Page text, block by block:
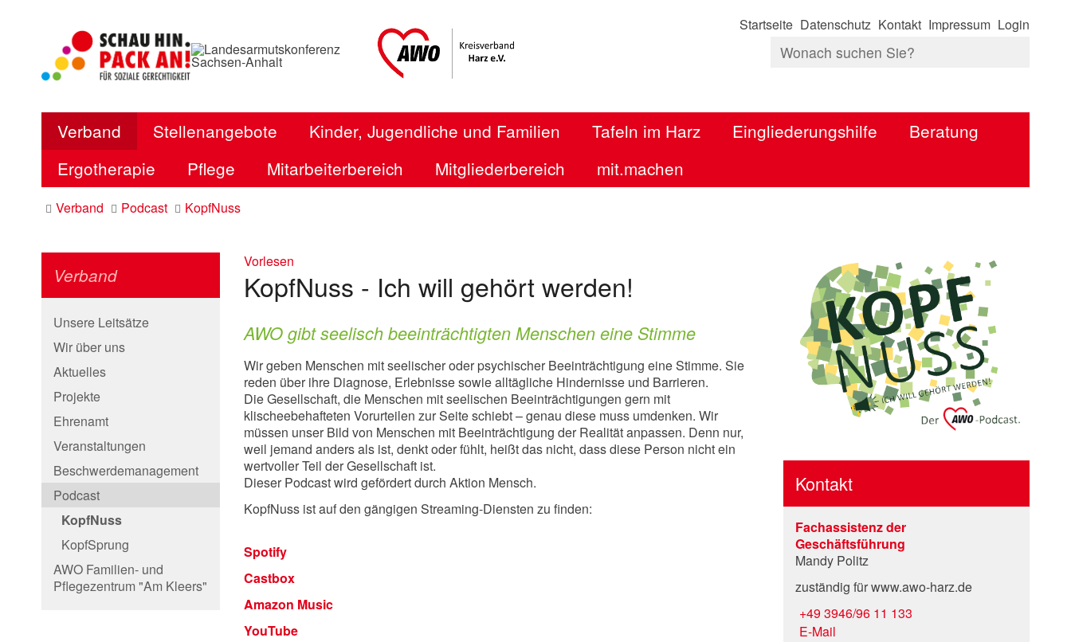
Startseite Datenschutz Kontakt Impressum Login
Verband Stellenangebote Kinder, Jugendliche und Familien Tafeln im Harz Eingliederungshilfe
Beratung
Ergotherapie
Pflege Mitarbeiterbereich Mitgliederbereich mit.machen
Verband Podcast KopfNuss
Verband
Unsere Leitsätze
Wir über uns
Aktuelles
Projekte
Ehrenamt
Veranstaltungen
Beschwerdemanagement
Podcast
KopfNuss
KopfSprung
AWO Familien- und
Pflegezentrum "Am Kleers"
Vorlesen
KopfNuss - Ich will gehört werden!
AWO gibt seelisch beeinträchtigten Menschen eine Stimme
Wir geben Menschen mit seelischer oder psychischer Beeinträchtigung eine Stimme. Sie
reden über ihre Diagnose, Erlebnisse sowie alltägliche Hindernisse und Barrieren.
Die Gesellschaft, die Menschen mit seelischen Beeinträchtigungen gern mit
klischeebehafteten Vorurteilen zur Seite schiebt – genau diese muss umdenken. Wir
müssen unser Bild von Menschen mit Beeinträchtigung der Realität anpassen. Denn nur,
weil jemand anders als ist, denkt oder fühlt, heißt das nicht, dass diese Person nicht ein
wertvoller Teil der Gesellschaft ist.
Dieser Podcast wird gefördert durch Aktion Mensch.
KopfNuss ist auf den gängigen Streaming-Diensten zu finden:
Spotify
Castbox
Amazon Music
YouTube
Kontakt
Fachassistenz der
Geschäftsführung
Mandy Politz
zuständig für www.awo-harz.de
+49 3946/96 11 133
E-Mail